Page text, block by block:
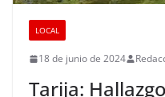
LOCAL
18 de junio de 2024
Tarija: